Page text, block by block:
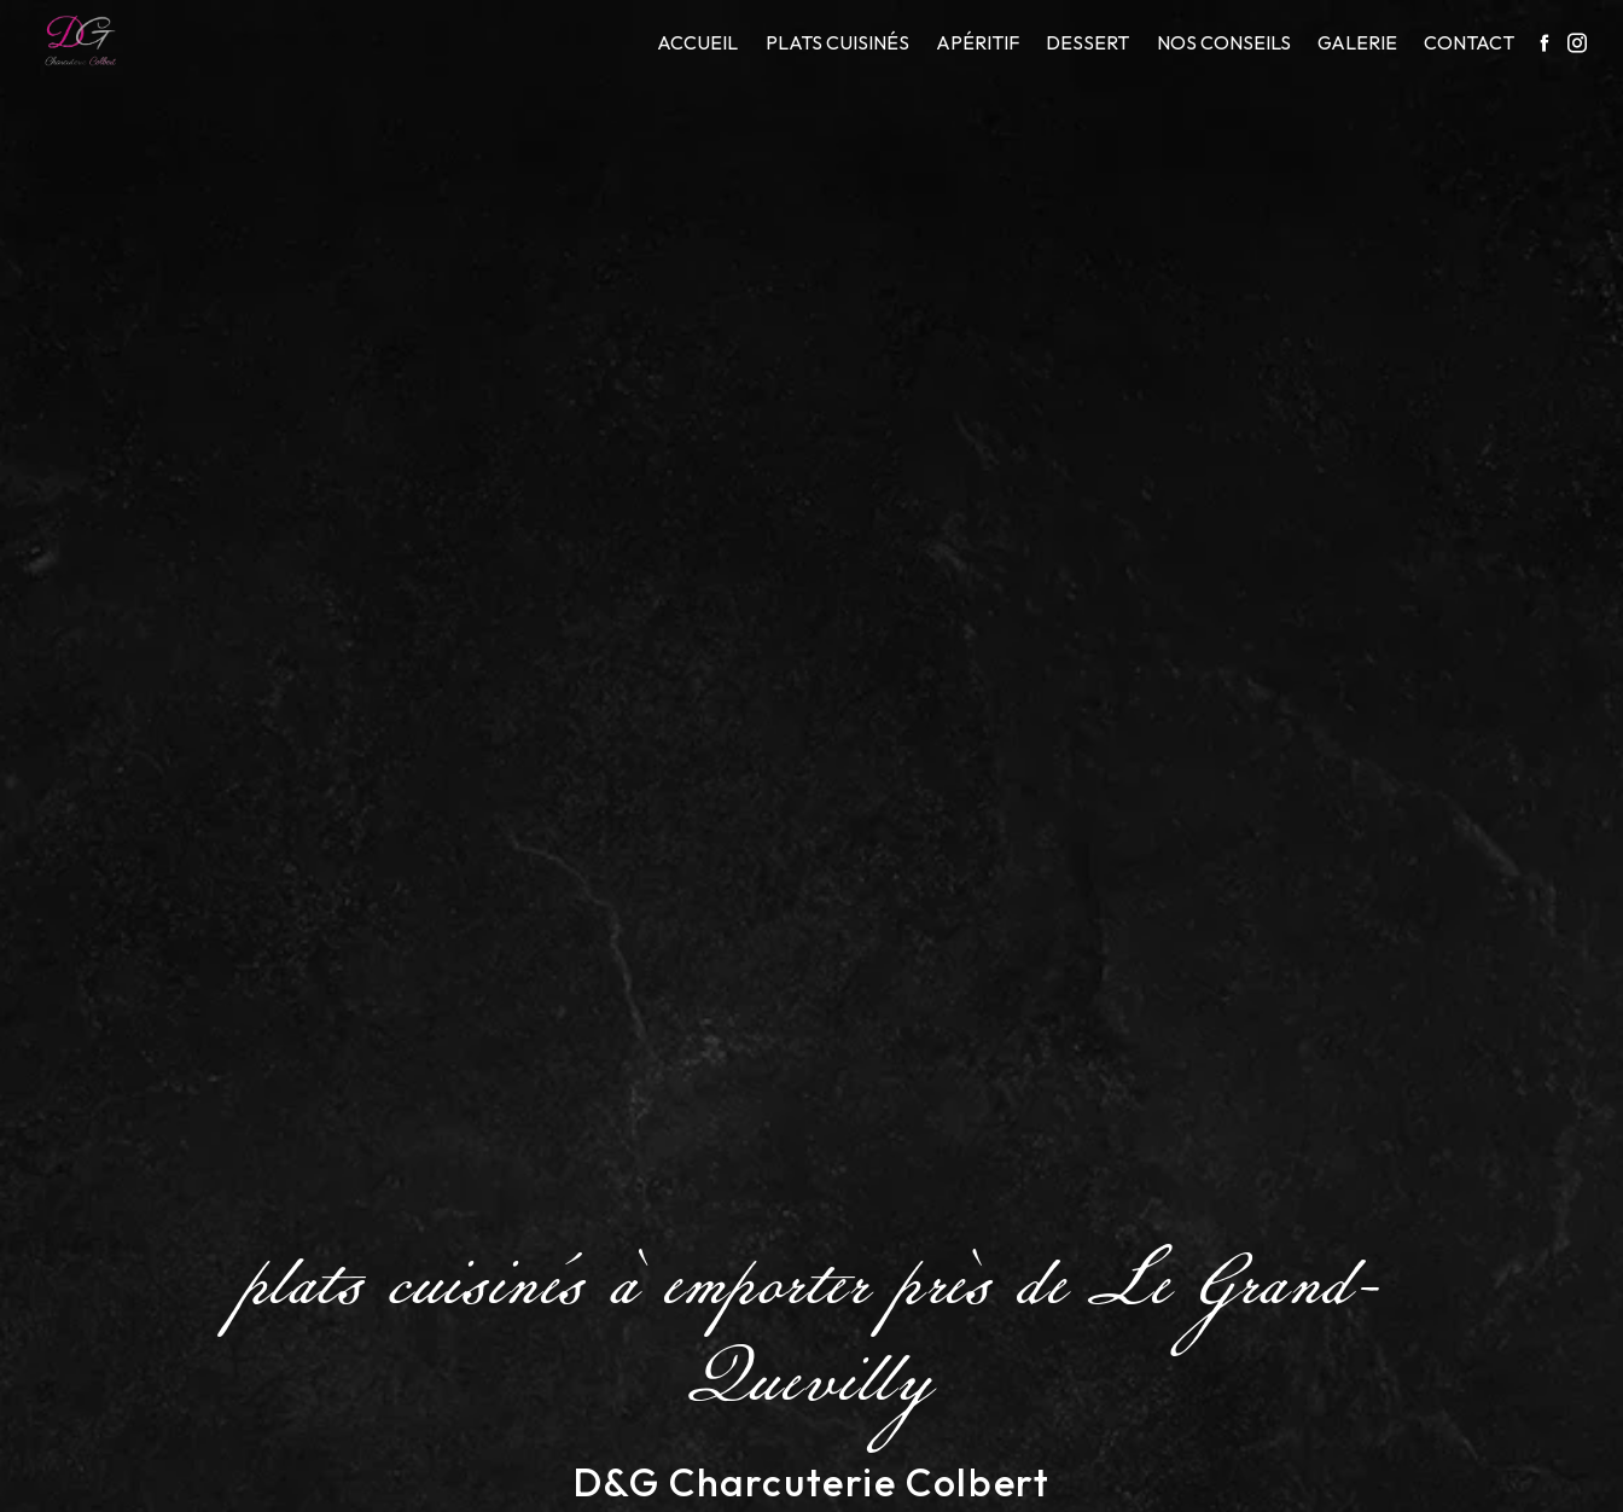
ACCUEIL PLATS CUISINÉS APÉRITIF DESSERT NOS CONSEILS GALERIE CONTACT
plats cuisinés à emporter près de Le Grand-
Quevilly
D&G Charcuterie Colbert
Panneau de gestion des cookies